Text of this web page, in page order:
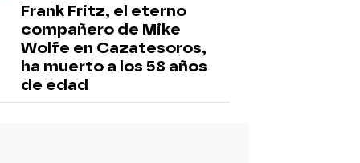
Frank Fritz, el eterno
compañero de Mike
Wolfe en Cazatesoros,
ha muerto a los 58 años
de edad